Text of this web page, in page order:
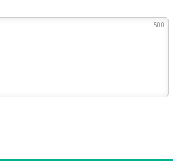
500